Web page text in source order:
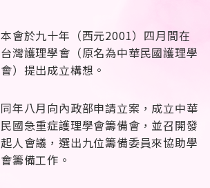
本會於九十年（西元2001）四月間在
台灣護理學會（原名為中華民國護理學
會）提出成立構想。
同年八月向內政部申請立案，成立中華
民國急重症護理學會籌備會，並召開發
起人會議，選出九位籌備委員來協助學
會籌備工作。